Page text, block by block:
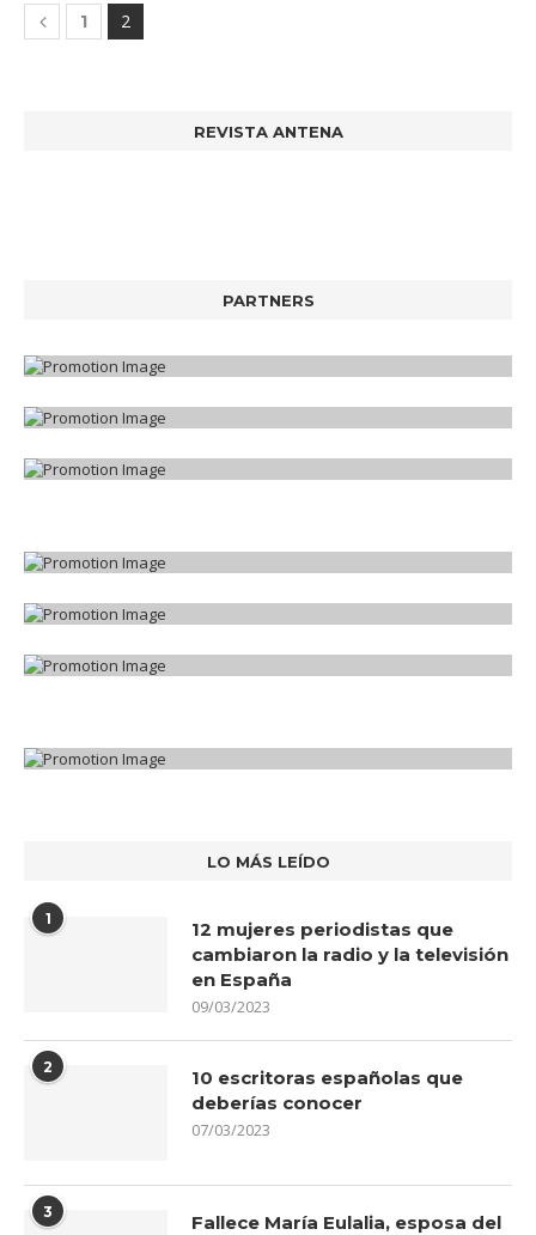
1 2
REVISTA ANTENA
PARTNERS
LO MÁS LEÍDO
1
12 mujeres periodistas que
cambiaron la radio y la televisión
en España
09/03/2023
2
10 escritoras españolas que
deberías conocer
07/03/2023
3
Fallece María Eulalia, esposa del